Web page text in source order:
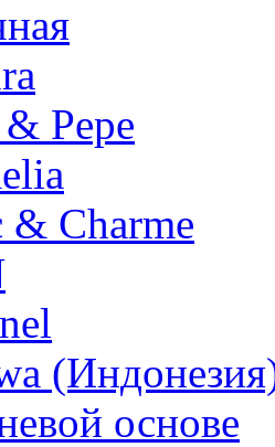
Pepe
& Charme
основе